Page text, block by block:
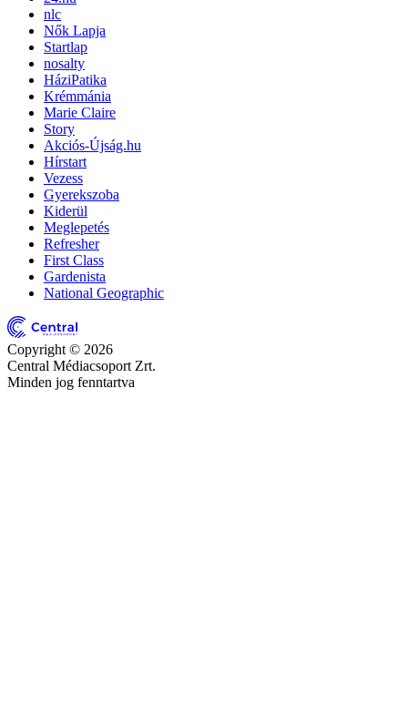
nlc
Nők Lapja
Startlap
nosalty
HáziPatika
Krémmánia
Marie Claire
Story
Akciós-Újság.hu
Hírstart
Vezess
Gyerekszoba
Kiderül
Meglepetés
Refresher
First Class
Gardenista
National Geographic
Copyright © 2026
Central Médiacsoport Zrt.
Minden jog fenntartva